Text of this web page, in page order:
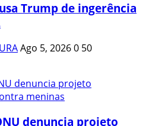
Trump de ingerência
Ago 5, 20260 50
denuncia projeto